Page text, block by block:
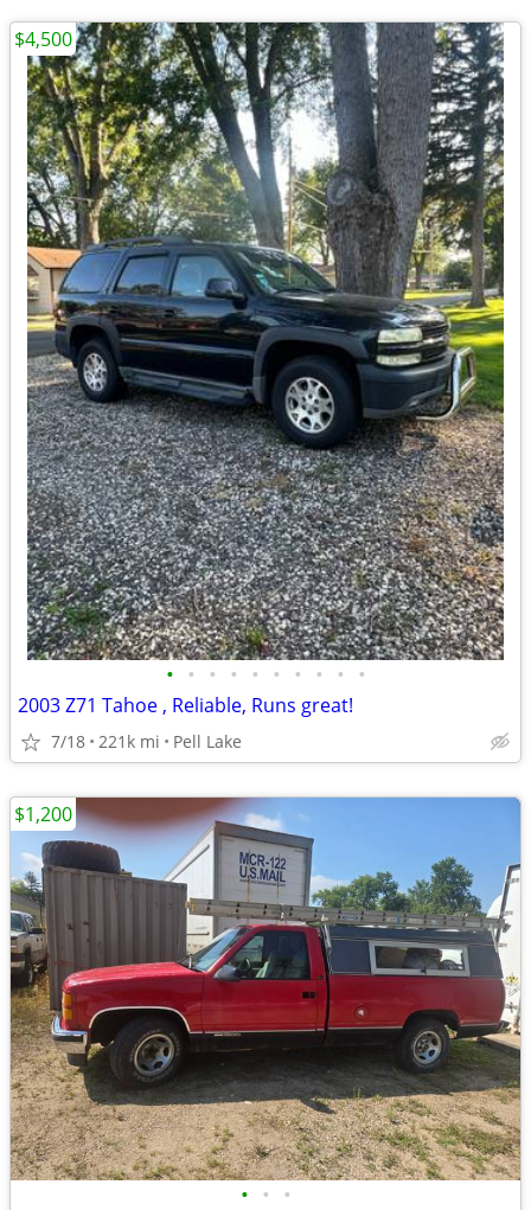
• • • • • • • • • •
2003 Z71 Tahoe , Reliable, Runs great!
7/18 221k mi Pell Lake
$4,500
• • •
$1,200